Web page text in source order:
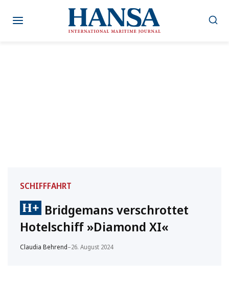
Inhalt
SCHIFFFAHRT
Bridgemans verschrottet
Hotelschiff »Diamond XI«
Claudia Behrend–26. August 2024